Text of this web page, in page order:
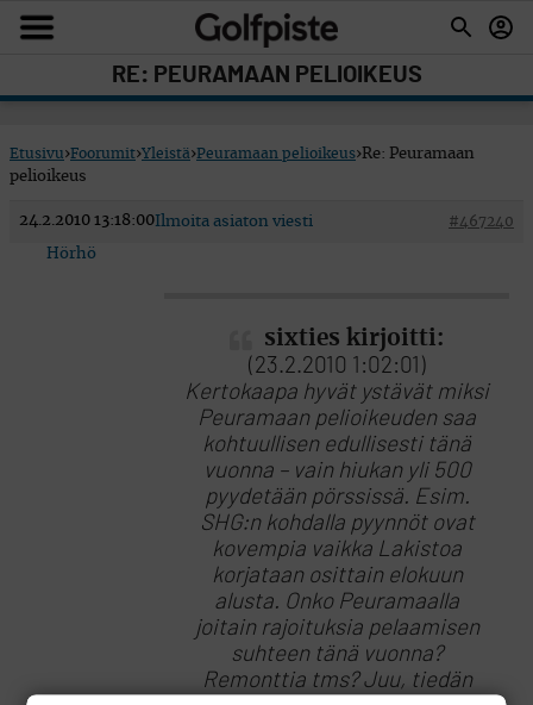
RE: PEURAMAAN PELIOIKEUS
Etusivu›Foorumit›Yleistä›Peuramaan pelioikeus›Re: Peuramaan
pelioikeus
24.2.2010 13:18:00 #467240
Ilmoita asiaton viesti
Hörhö
sixties kirjoitti:
(23.2.2010 1:02:01)
Kertokaapa hyvät ystävät miksi
Peuramaan pelioikeuden saa
kohtuullisen edullisesti tänä
vuonna – vain hiukan yli 500
pyydetään pörssissä. Esim.
SHG:n kohdalla pyynnöt ovat
kovempia vaikka Lakistoa
korjataan osittain elokuun
alusta. Onko Peuramaalla
joitain rajoituksia pelaamisen
suhteen tänä vuonna?
Remonttia tms? Juu, tiedän